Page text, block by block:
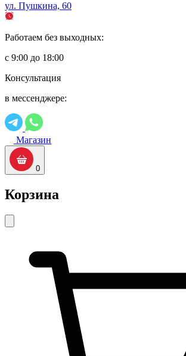
ул. Пушкина, 60
Работаем без выходных:
с 9:00 до 18:00
Консультация
в мессенджере:
Магазин
0
Корзина